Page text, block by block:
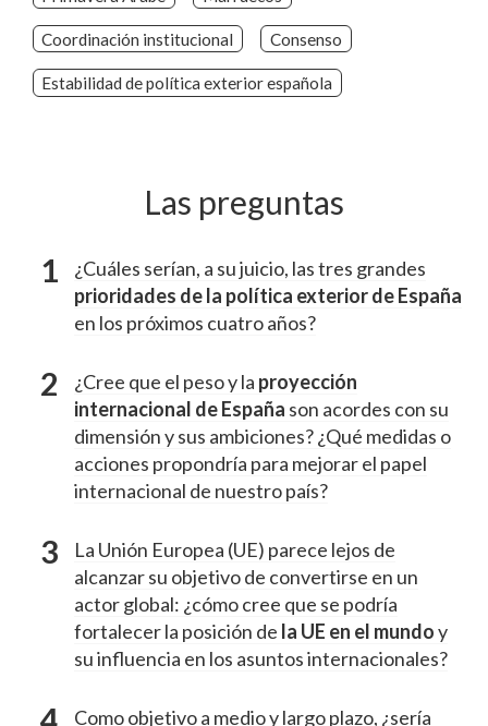
Coordinación institucional Consenso
Estabilidad de política exterior española
Las preguntas
¿Cuáles serían, a su juicio, las tres grandes
prioridades de la política exterior de España
en los próximos cuatro años?
¿Cree que el peso y la proyección
internacional de España son acordes con su
dimensión y sus ambiciones? ¿Qué medidas o
acciones propondría para mejorar el papel
internacional de nuestro país?
La Unión Europea (UE) parece lejos de
alcanzar su objetivo de convertirse en un
actor global: ¿cómo cree que se podría
fortalecer la posición de la UE en el mundoy
su influencia en los asuntos internacionales?
Como objetivo a medio y largo plazo, ¿sería